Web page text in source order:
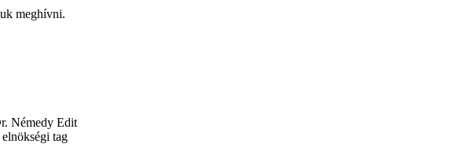
meghívni.
Némedy Edit
elnökségi tag